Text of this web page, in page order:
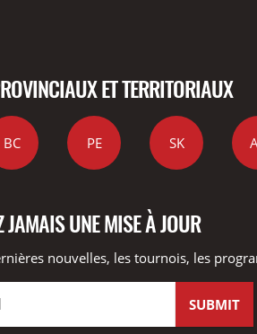
ET TERRITORIAUX
BC PE SK
JAMAIS UNE MISE À JOUR
nouvelles, les tournois, les